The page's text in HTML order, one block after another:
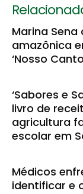
Marina
amazônica
‘Nosso
‘Sabores e
livro de
agricultura
escolar em
Médicos
identificar e